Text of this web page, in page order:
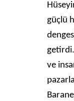
güçlü
ve